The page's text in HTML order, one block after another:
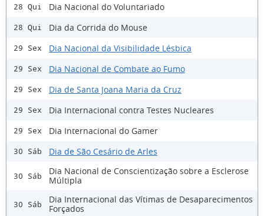
28 Qui Dia Nacional do Voluntariado
28 Qui Dia da Corrida do Mouse
29 Sex Dia Nacional da Visibilidade Lésbica
29 Sex Dia Nacional de Combate ao Fumo
29 Sex Dia de Santa Joana Maria da Cruz
29 Sex Dia Internacional contra Testes Nucleares
29 Sex Dia Internacional do Gamer
30 Sáb Dia de São Cesário de Arles
30 Sáb
Dia Nacional de Conscientização sobre a Esclerose
Múltipla
30 Sáb
Dia Internacional das Vítimas de Desaparecimentos
Forçados